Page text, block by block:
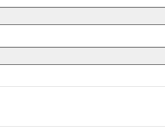
Říjen 2026
ÚT ST ČT PÁ SO